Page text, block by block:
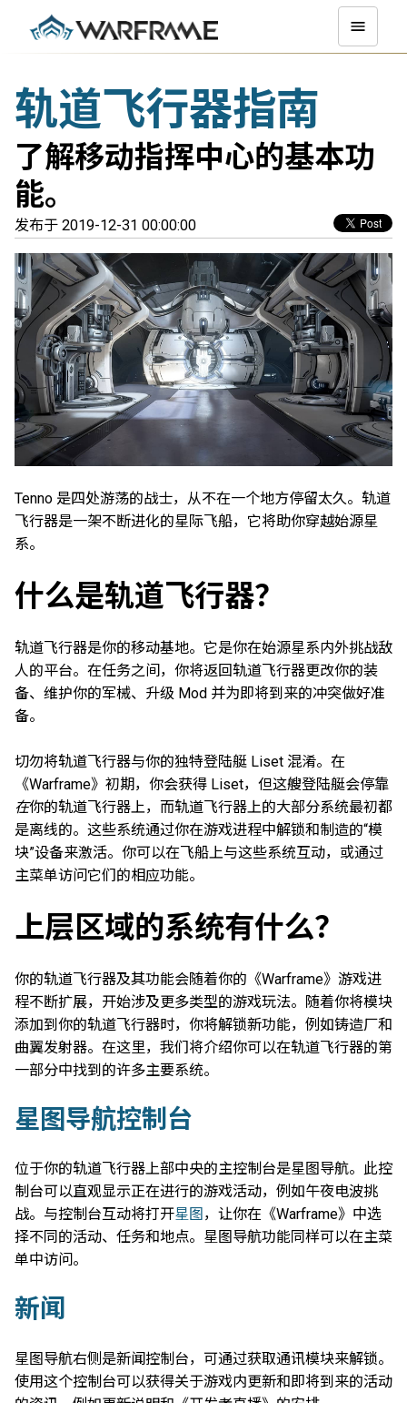
轨道飞行器指南
了解移动指挥中心的基本功
能。
发布于 2019-12-31 00:00:00
Tenno 是四处游荡的战士，从不在一个地方停留太久。轨道
飞行器是一架不断进化的星际飞船，它将助你穿越始源星
系。
什么是轨道飞行器？
轨道飞行器是你的移动基地。它是你在始源星系内外挑战敌
人的平台。在任务之间，你将返回轨道飞行器更改你的装
备、维护你的军械、升级 Mod 并为即将到来的冲突做好准
备。
切勿将轨道飞行器与你的独特登陆艇 Liset 混淆。在
《Warframe》初期，你会获得 Liset，但这艘登陆艇会停靠
在你的轨道飞行器上，而轨道飞行器上的大部分系统最初都
是离线的。这些系统通过你在游戏进程中解锁和制造的“模
块”设备来激活。你可以在飞船上与这些系统互动，或通过
主菜单访问它们的相应功能。
上层区域的系统有什么？
你的轨道飞行器及其功能会随着你的《Warframe》游戏进
程不断扩展，开始涉及更多类型的游戏玩法。随着你将模块
添加到你的轨道飞行器时，你将解锁新功能，例如铸造厂和
曲翼发射器。在这里，我们将介绍你可以在轨道飞行器的第
一部分中找到的许多主要系统。
星图导航控制台
位于你的轨道飞行器上部中央的主控制台是星图导航。此控
制台可以直观显示正在进行的游戏活动，例如午夜电波挑
战。与控制台互动将打开星图 ，让你在《Warframe》中选
择不同的活动、任务和地点。星图导航功能同样可以在主菜
单中访问。
新闻
星图导航右侧是新闻控制台，可通过获取通讯模块来解锁。
使用这个控制台可以获得关于游戏内更新和即将到来的活动